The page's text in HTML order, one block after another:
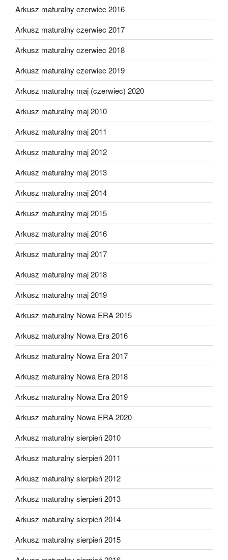
Arkusz maturalny czerwiec 2016
Arkusz maturalny czerwiec 2017
Arkusz maturalny czerwiec 2018
Arkusz maturalny czerwiec 2019
Arkusz maturalny maj (czerwiec) 2020
Arkusz maturalny maj 2010
Arkusz maturalny maj 2011
Arkusz maturalny maj 2012
Arkusz maturalny maj 2013
Arkusz maturalny maj 2014
Arkusz maturalny maj 2015
Arkusz maturalny maj 2016
Arkusz maturalny maj 2017
Arkusz maturalny maj 2018
Arkusz maturalny maj 2019
Arkusz maturalny Nowa ERA 2015
Arkusz maturalny Nowa Era 2016
Arkusz maturalny Nowa Era 2017
Arkusz maturalny Nowa Era 2018
Arkusz maturalny Nowa Era 2019
Arkusz maturalny Nowa ERA 2020
Arkusz maturalny sierpień 2010
Arkusz maturalny sierpień 2011
Arkusz maturalny sierpień 2012
Arkusz maturalny sierpień 2013
Arkusz maturalny sierpień 2014
Arkusz maturalny sierpień 2015